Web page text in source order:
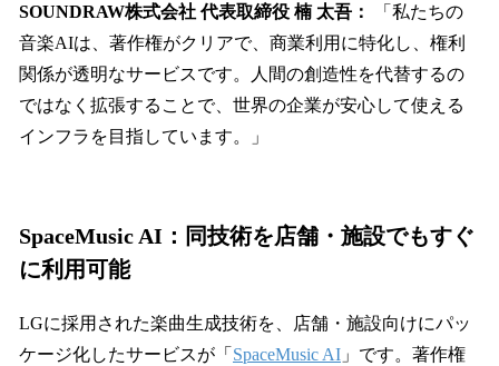
SOUNDRAW株式会社 代表取締役 楠 太吾：
「私たちの
音楽AIは、著作権がクリアで、商業利用に特化し、権利
関係が透明なサービスです。人間の創造性を代替するの
ではなく拡張することで、世界の企業が安心して使える
インフラを目指しています。」
SpaceMusic AI：同技術を店舗・施設でもすぐ
に利用可能
LGに採用された楽曲生成技術を、店舗・施設向けにパッ
ケージ化したサービスが「 SpaceMusic AI 」です。著作権